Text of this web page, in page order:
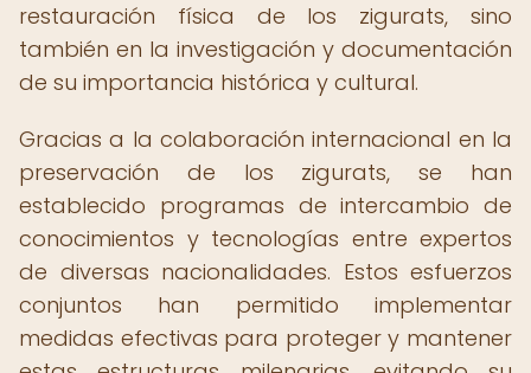
restauración física de los zigurats, sino
también en la investigación y documentación
de su importancia histórica y cultural.
Gracias a la colaboración internacional en la
preservación de los zigurats, se han
establecido programas de intercambio de
conocimientos y tecnologías entre expertos
de diversas nacionalidades. Estos esfuerzos
conjuntos han permitido implementar
medidas efectivas para proteger y mantener